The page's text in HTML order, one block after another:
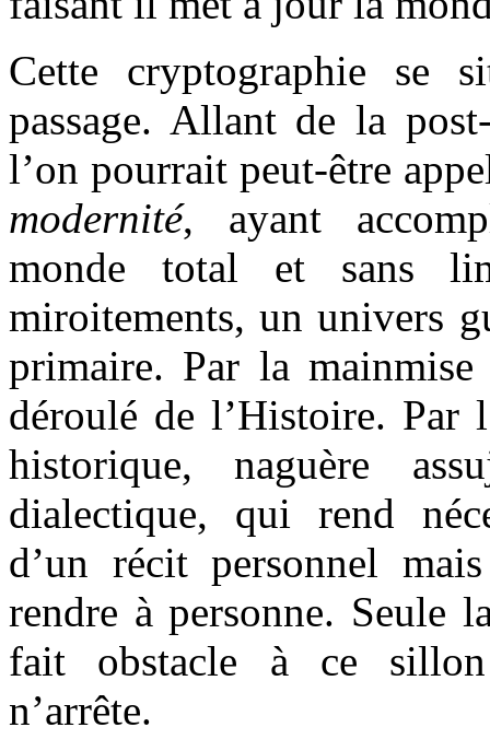
Cette cryptographie se
passage. Allant de la
l’on pourrait peut-être
modernité, ayant
monde total et sans
miroitements, un univers
primaire. Par la
déroulé de l’Histoire. Par
historique, naguère
dialectique, qui rend
d’un récit personnel
rendre à personne. Seule
fait obstacle à ce
n’arrête.